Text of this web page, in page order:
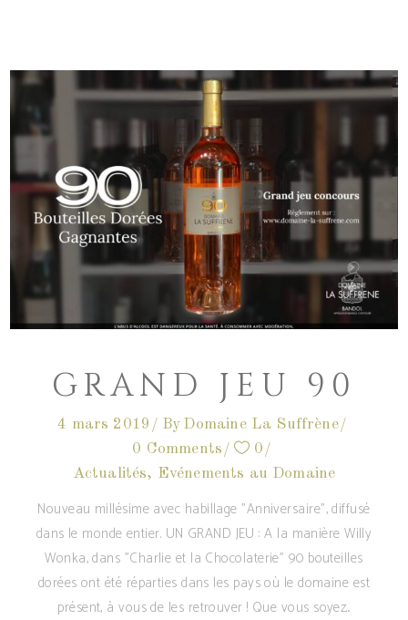
GRAND JEU 90
4 mars 2019 By Domaine La Suffrène
0 Comments
0
Actualités, Evénements au Domaine
Nouveau millésime avec habillage "Anniversaire", diffusé
dans le monde entier. UN GRAND JEU : A la manière Willy
Wonka, dans "Charlie et la Chocolaterie" 90 bouteilles
dorées ont été réparties dans les pays où le domaine est
présent, à vous de les retrouver ! Que vous soyez